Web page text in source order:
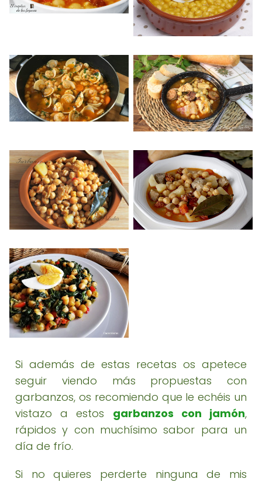
Si además de estas recetas os apetece
seguir viendo más propuestas con
garbanzos, os recomiendo que le echéis un
vistazo a estos garbanzos con jamón,
rápidos y con muchísimo sabor para un
día de frío.
Si no quieres perderte ninguna de mis